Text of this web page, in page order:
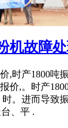
机故障
,时产1800吨
价,。时产
。进而导致
、平 .